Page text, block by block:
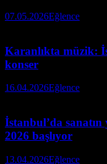
07.05.2026Eğlence
Karanlıkta müzik:
konser
16.04.2026Eğlence
İstanbul’da
2026 başlıyor
13.04.2026Eğlence